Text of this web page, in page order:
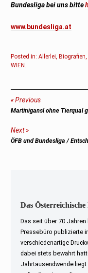
Bundesliga bei uns bitte
www.bundesliga.at
Posted in:Allerlei,Biografien
WIEN.
Previous
Previous
Martinigansl ohne Tierqual
Next
Next
ÖFB und Bundesliga /
Das Österreichische
Das seit über 70
Pressebüro publizierte
verschiedenartige
dabei stets bewahrt
Jahrtausendwende